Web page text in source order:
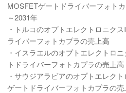
MOSFETゲートドライバーフォト
～2031年
・トルコのオプトエレクトロニク
ライバーフォトカプラの売上高
・イスラエルのオプトエレクトロ
トドライバーフォトカプラの売上高
・サウジアラビアのオプトエレク
ゲートドライバーフォトカプラの売